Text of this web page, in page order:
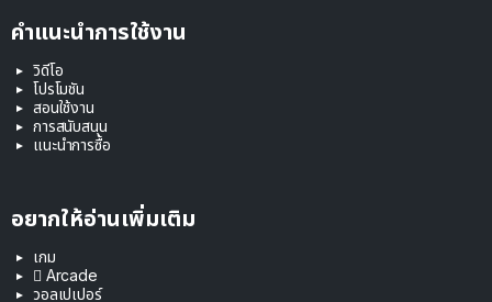
คำแนะนำการใช้งาน
วิดีโอ
โปรโมชัน
สอนใช้งาน
การสนับสนุน
แนะนำการซื้อ
อยากให้อ่านเพิ่มเติม
เกม
 Arcade
วอลเปเปอร์